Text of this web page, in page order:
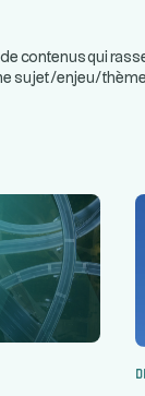
contenus qui
sujet/enjeu/